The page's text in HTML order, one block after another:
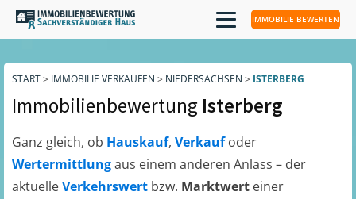
IMMOBILIE BEWERTEN
START> IMMOBILIE VERKAUFEN > NIEDERSACHSEN > ISTERBERG
Immobilienbewertung Isterberg
Ganz gleich, ob Hauskauf, Verkaufoder
Wertermittlungaus einem anderen Anlass – der
aktuelleVerkehrswert bzw. Marktwert einer